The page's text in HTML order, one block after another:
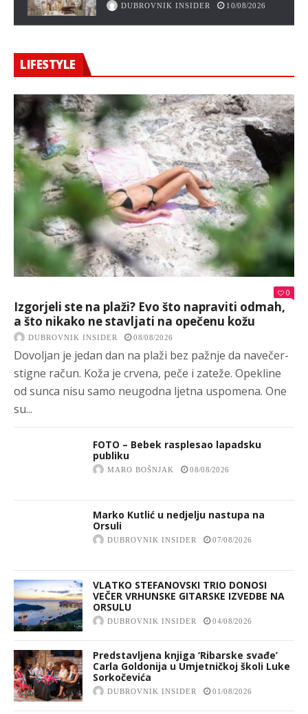
DUBROVNIK INSIDER 10/08/2026
LIFESTYLE
0
Izgorjeli ste na plaži? Evo što napraviti odmah,
a što nikako ne stavljati na opečenu kožu
DUBROVNIK INSIDER 08/08/2026
Dovoljan je jedan dan na plaži bez pažnje da navečer-
stigne račun. Koža je crvena, peče i zateže. Opekline
od sunca nisu samo neugodna ljetna uspomena. One
su...
FOTO – Bebek rasplesao lapadsku
publiku
MARO BOŠNJAK 08/08/2026
Marko Kutlić u nedjelju nastupa na
Orsuli
DUBROVNIK INSIDER 07/08/2026
VLATKO STEFANOVSKI TRIO DONOSI
VEČER VRHUNSKE GITARSKE IZVEDBE NA
ORSULU
DUBROVNIK INSIDER 04/08/2026
Predstavljena knjiga ‘Ribarske svađe’
Carla Goldonija u Umjetničkoj školi Luke
Sorkočevića
DUBROVNIK INSIDER 01/08/2026